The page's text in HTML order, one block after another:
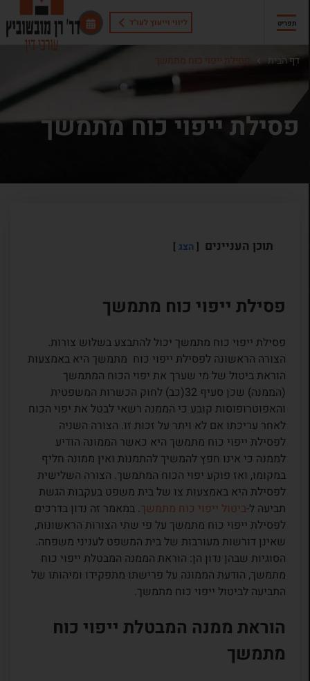
ליווי וייעוץ לעו"ד תפריט
דף הבית פסילת ייפוי כוח מתמשך
פסילת ייפוי כוח מתמשך
תוכן העניינים הצג
פסילת ייפוי כוח מתמשך
פסילת ייפוי כוח מתמשך יכול להתבצע בשלוש צורות.
הצורה הראשונה לפסילת ייפוי כוח מתמשך היא באמצעות
הוראת ביטול של מי שערך את יפוי הכוח המתמשך
(הממנה) שכן סעיף 32(כב) לחוק הכשרות המשפטית
והאפוטרופוסות קובע כי הממנה רשאי לבטל את יפוי הכוח
לאחר עריכתו אם לא ויתר על זכות זו. הצורה השניה
לפסילת ייפוי כוח מתמשך היא כאשר הממונה הודיע
לממנה כי אינו חפץ להמשיך להתמנות ואין ממונה חליף
במקומו, ואז פוקע יפוי הכוח המתמשך. הצורה השלישית
לפסילת היא באמצעות צו של בית משפט בעקבות הגשת
תביעה ל-ביטול ייפוי כוח מתמשך. במאמר זה נדון בדרכים
לפסילת ייפוי כוח מתמשך על פי שתי הצורות הראשונות,
שאינן דורשות מעורבות של בית המשפט לעניני משפחה.
הסוגיות שבהן נדון הן: הוראת הממנה המבטלת ייפוי כוח
מתמשך, הודעת הממונה על פרישתו מתפקידו ומיהותו של
התביעה לביטול ייפוי כוח מתמשך.
הוראת ממנה המבטלת ייפוי כוח
מתמשך